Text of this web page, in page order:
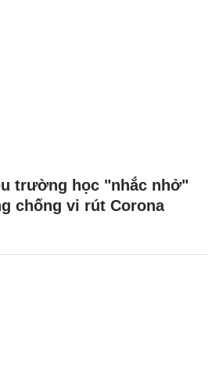
trường học "nhắc nhở"
chống vi rút Corona